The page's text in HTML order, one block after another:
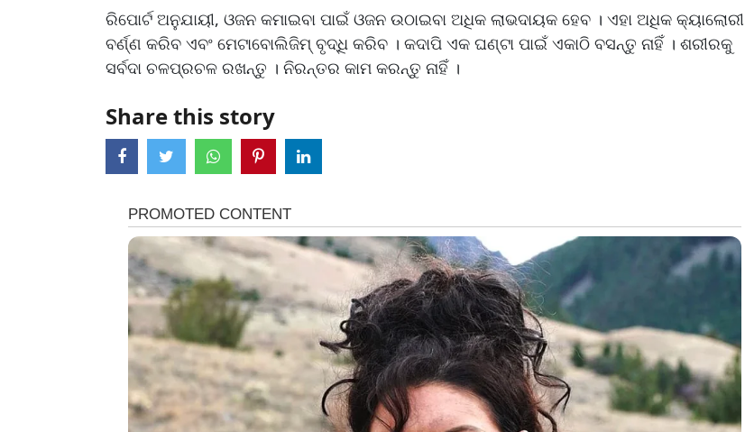
ରିପୋର୍ଟ ଅନୁଯାୟୀ, ଓଜନ କମାଇବା ପାଇଁ ଓଜନ ଉଠାଇବା ଅଧିକ ଲାଭଦାୟକ ହେବ । ଏହା ଅଧିକ କ୍ୟାଲୋରୀ
ବର୍ଣ୍ଣ କରିବ ଏବଂ ମେଟାବୋଲିଜିମ୍ ବୃଦ୍ଧି କରିବ । କଦାପି ଏକ ଘଣ୍ଟା ପାଇଁ ଏକାଠି ବସନ୍ତୁ ନାହିଁ । ଶରୀରକୁ
ସର୍ବଦା ଚଳପ୍ରଚଳ ରଖନ୍ତୁ । ନିରନ୍ତର କାମ କରନ୍ତୁ ନାହିଁ ।
Share this story